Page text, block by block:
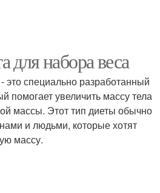
для набора веса
это специально разработанный
помогает увеличить массу тела
массы. Этот тип диеты обычно
и людьми, которые хотят
массу.